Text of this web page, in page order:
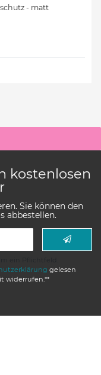
- matt
kostenlosen
Sie können den
abbestellen.
gelesen
widerrufen.**